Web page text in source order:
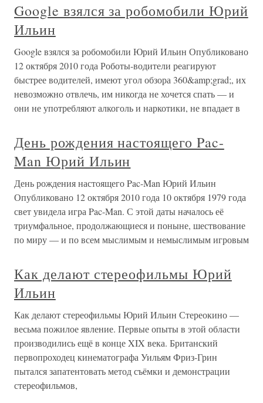
Google взялся за робомобили Юрий
Ильин
Google взялся за робомобили Юрий Ильин Опубликовано
12 октября 2010 года Роботы-водители реагируют
быстрее водителей, имеют угол обзора 360&amp;grad;, их
невозможно отвлечь, им никогда не хочется спать — и
они не употребляют алкоголь и наркотики, не впадает в
День рождения настоящего Pac-
Man Юрий Ильин
День рождения настоящего Pac-Man Юрий Ильин
Опубликовано 12 октября 2010 года 10 октября 1979 года
свет увидела игра Pac-Man. С этой даты началось её
триумфальное, продолжающиеся и поныне, шествование
по миру — и по всем мыслимым и немыслимым игровым
Как делают стереофильмы Юрий
Ильин
Как делают стереофильмы Юрий Ильин Стереокино —
весьма пожилое явление. Первые опыты в этой области
производились ещё в конце XIX века. Британский
первопроходец кинематографа Уильям Фриз-Грин
пытался запатентовать метод съёмки и демонстрации
стереофильмов,